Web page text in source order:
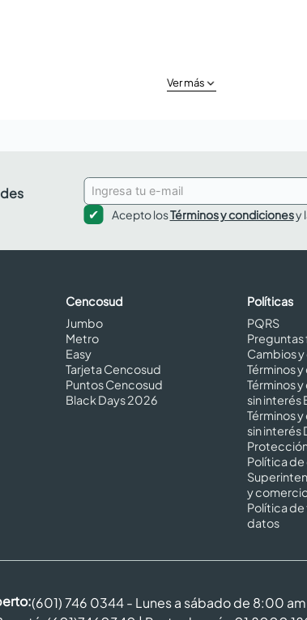
Ver más
Acepto losTérminos y condicionesy
Cencosud
Jumbo
Metro
Easy
Tarjeta Cencosud
Puntos Cencosud
Black Days 2026
Políticas
PQRS
Cambios
Términos
Términos
sin interés
Términos
sin interés
Política
y
Política
datos
(601) 746 0344 - Lunes a sábado de 8:00